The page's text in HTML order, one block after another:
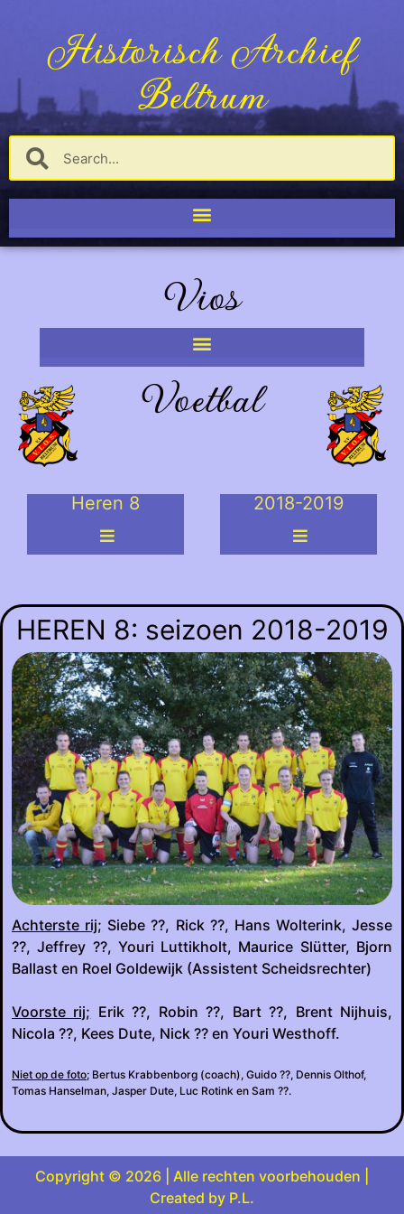
Historisch Archief
Beltrum
Vios
Voetbal
Heren 8 2018-2019
HEREN 8: seizoen 2018-2019
Achterste rij; Siebe ??, Rick ??, Hans Wolterink, Jesse
??, Jeffrey ??, Youri Luttikholt, Maurice Slütter, Bjorn
Ballast en Roel Goldewijk (Assistent Scheidsrechter)
Voorste rij; Erik ??, Robin ??, Bart ??, Brent Nijhuis,
Nicola ??, Kees Dute, Nick ?? en Youri Westhoff.
Niet op de foto; Bertus Krabbenborg (coach), Guido ??, Dennis Olthof,
Tomas Hanselman, Jasper Dute, Luc Rotink en Sam ??.
Copyright © 2026 | Alle rechten voorbehouden |
Created by P.L.